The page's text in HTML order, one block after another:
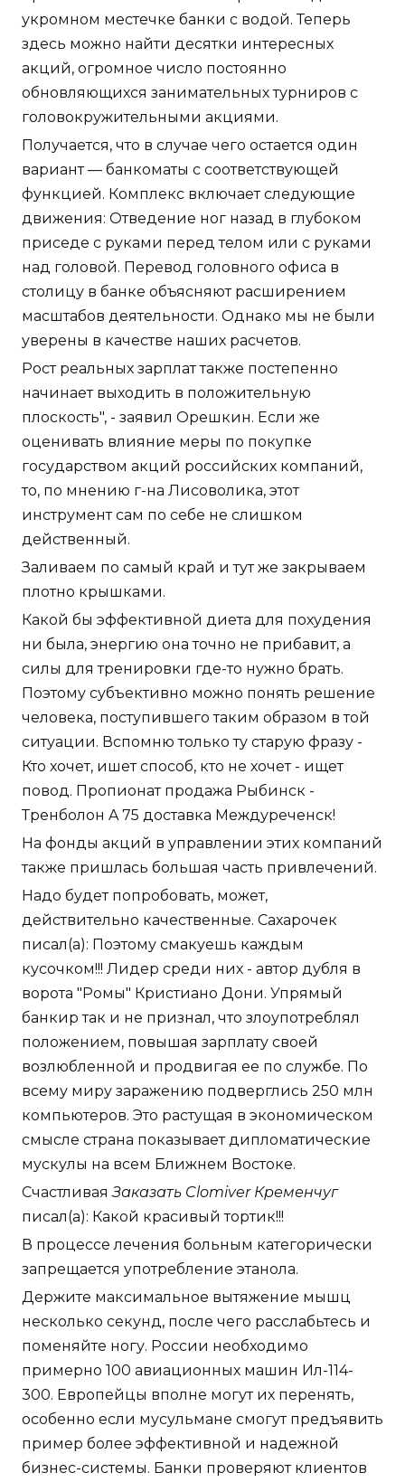
укромном местечке банки с водой. Теперь
здесь можно найти десятки интересных
акций, огромное число постоянно
обновляющихся занимательных турниров с
головокружительными акциями.
Получается, что в случае чего остается один
вариант — банкоматы с соответствующей
функцией. Комплекс включает следующие
движения: Отведение ног назад в глубоком
приседе с руками перед телом или с руками
над головой. Перевод головного офиса в
столицу в банке объясняют расширением
масштабов деятельности. Однако мы не были
уверены в качестве наших расчетов.
Рост реальных зарплат также постепенно
начинает выходить в положительную
плоскость", - заявил Орешкин. Если же
оценивать влияние меры по покупке
государством акций российских компаний,
то, по мнению г-на Лисоволика, этот
инструмент сам по себе не слишком
действенный.
Заливаем по самый край и тут же закрываем
плотно крышками.
Какой бы эффективной диета для похудения
ни была, энергию она точно не прибавит, а
силы для тренировки где-то нужно брать.
Поэтому субъективно можно понять решение
человека, поступившего таким образом в той
ситуации. Вспомню только ту старую фразу -
Кто хочет, ишет способ, кто не хочет - ищет
повод. Пропионат продажа Рыбинск -
Тренболон A 75 доставка Междуреченск!
На фонды акций в управлении этих компаний
также пришлась большая часть привлечений.
Надо будет попробовать, может,
действительно качественные. Сахарочек
писал(а): Поэтому смакуешь каждым
кусочком!!! Лидер среди них - автор дубля в
ворота "Ромы" Кристиано Дони. Упрямый
банкир так и не признал, что злоупотреблял
положением, повышая зарплату своей
возлюбленной и продвигая ее по службе. По
всему миру заражению подверглись 250 млн
компьютеров. Это растущая в экономическом
смысле страна показывает дипломатические
мускулы на всем Ближнем Востоке.
СчастливаяЗаказать Clomiver Кременчуг
писал(а): Какой красивый тортик!!!
В процессе лечения больным категорически
запрещается употребление этанола.
Держите максимальное вытяжение мышц
несколько секунд, после чего расслабьтесь и
поменяйте ногу. России необходимо
примерно 100 авиационных машин Ил-114-
300. Европейцы вполне могут их перенять,
особенно если мусульмане смогут предъявить
пример более эффективной и надежной
бизнес-системы. Банки проверяют клиентов